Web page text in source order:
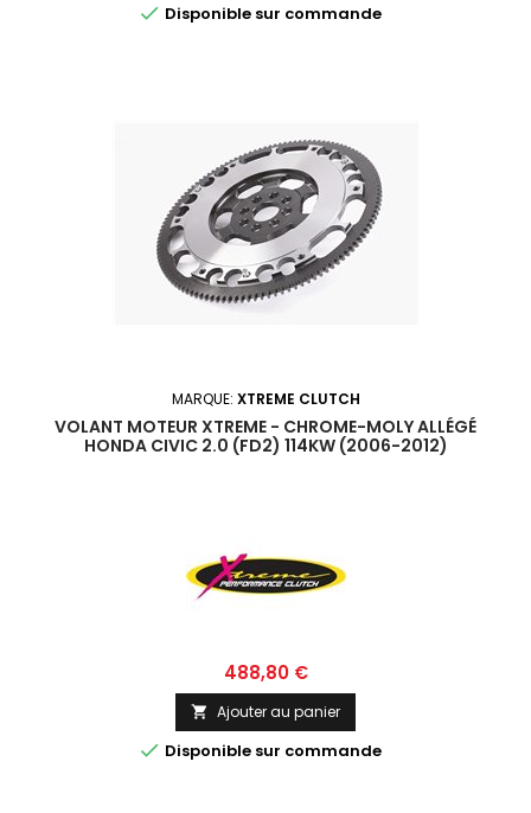
 Disponible sur commande
MARQUE: XTREME CLUTCH
VOLANT MOTEUR XTREME - CHROME-MOLY ALLÉGÉ
HONDA CIVIC 2.0 (FD2) 114KW (2006-2012)
Prix
488,80 €
 Ajouter au panier
 Disponible sur commande